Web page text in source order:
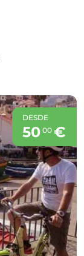
DESDE
50 00€